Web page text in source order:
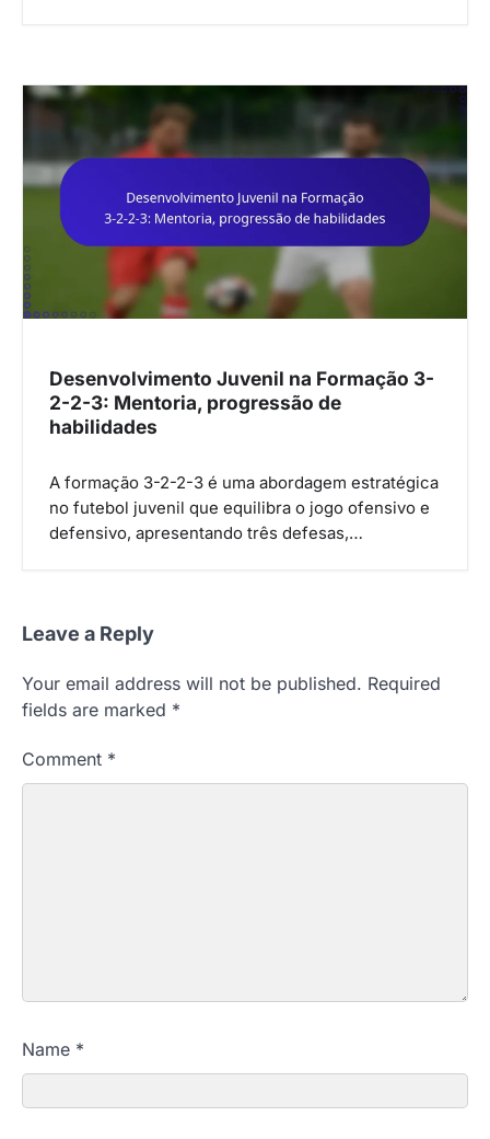
Desenvolvimento Juvenil na Formação 3-
2-2-3: Mentoria, progressão de
habilidades
A formação 3-2-2-3 é uma abordagem estratégica
no futebol juvenil que equilibra o jogo ofensivo e
defensivo, apresentando três defesas,…
Leave a Reply
Your email address will not be published. Required
fields are marked *
Comment *
Name *